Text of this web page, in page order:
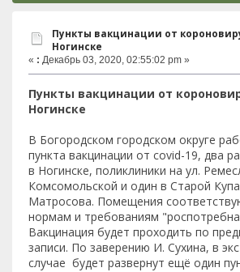
Пункты вакцинации от
Ногинске
« : Декабрь 03, 2020, 02:55:02 pm »
Пункты вакцинации от
Ногинске
В Богородском городском округе
пункта вакцинации от covid-19, два
в Ногинске, поликлиники на ул.
Комсомольской и один в Старой
Матросова. Помещения
нормам и требованиям
Вакцинация будет проходить по
записи. По заверению И. Сухина, в
случае будет развернут ещё один